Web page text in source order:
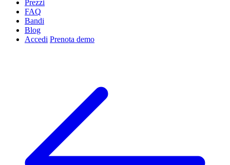
Prezzi
FAQ
Bandi
Blog
Accedi Prenota demo